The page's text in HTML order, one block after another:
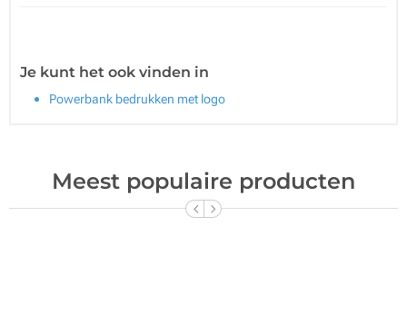
Je kunt het ook vinden in
Powerbank bedrukken met logo
Meest populaire producten